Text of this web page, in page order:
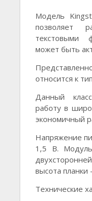
Модель
позволяет
текстовыми
может быть
относится к
Данный
работу в
экономичный
Напряжение
1,5 В.
высота
Технические